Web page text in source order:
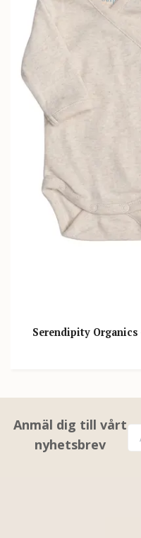
Serendipity
Anmäl dig till vårt
nyhetsbrev